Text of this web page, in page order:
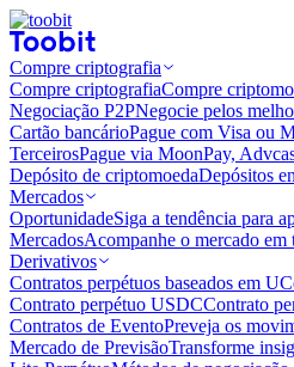
Compre criptografia
Compre criptografiaCompre
Negociação P2PNegocie pelos
Cartão bancárioPague com Visa ou
TerceirosPague via MoonPay,
Depósito de criptomoedaDepósitos
Mercados
OportunidadeSiga a tendência para
MercadosAcompanhe o mercado em
Derivativos
Contratos perpétuos baseados em U
Contrato perpétuo USDCContrato
Contratos de EventoPreveja os
Mercado de PrevisãoTransforme